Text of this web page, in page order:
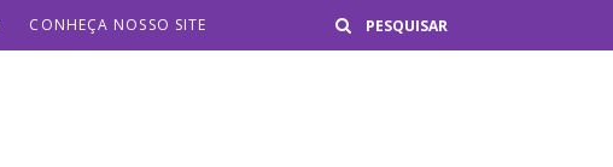
CONHEÇA NOSSO SITE Buscar